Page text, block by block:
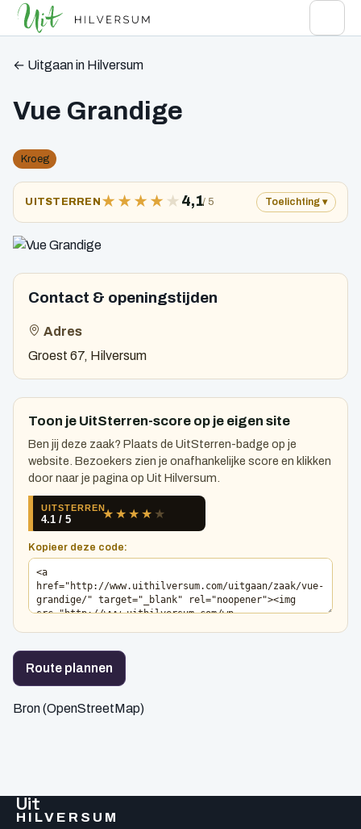
← Uitgaan in Hilversum
Vue Grandige
Kroeg
UITSTERREN ★ ★ ★ ★ ★ 4,1/ 5 Toelichting
Contact & openingstijden
Adres
Groest 67, Hilversum
Toon je UitSterren-score op je eigen site
Ben jij deze zaak? Plaats de UitSterren-badge op je
website. Bezoekers zien je onafhankelijke score en klikken
door naar je pagina op Uit Hilversum.
Kopieer deze code:
Route plannen
Bron (OpenStreetMap)
Uit
HILVERSUM